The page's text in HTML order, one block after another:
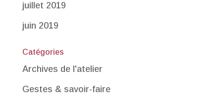
juillet 2019
juin 2019
Catégories
Archives de l'atelier
Gestes & savoir-faire